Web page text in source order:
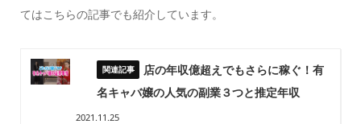
てはこちらの記事でも紹介しています。
店の年収億超えでもさらに稼ぐ！有
名キャバ嬢の人気の副業３つと推定年収
2021.11.25